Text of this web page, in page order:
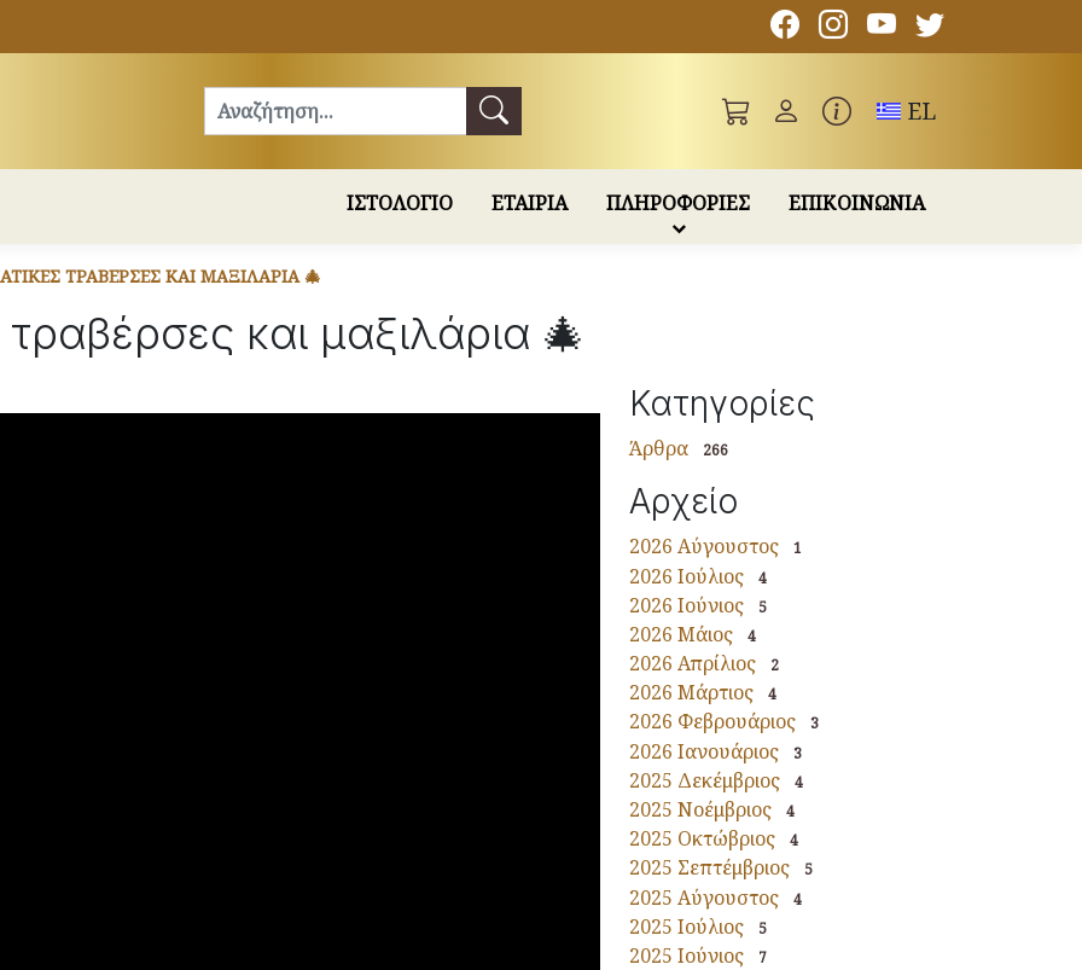
Toggle
EL
ΙΣΤΟΛΟΓΙΟ ΕΤΑΙΡΙΑ ΠΛΗΡΟΦΟΡΙΕΣ ΕΠΙΚΟΙΝΩΝΙΑ
ΤΡΑΒΈΡΣΕΣ ΚΑΙ ΜΑΞΙΛΆΡΙΑ 🎄
τραβέρσες και μαξιλάρια 🎄
Κατηγορίες
Άρθρα 266
Αρχείο
2026 Αύγουστος 1
2026 Ιούλιος 4
2026 Ιούνιος 5
2026 Μάιος 4
2026 Απρίλιος 2
2026 Μάρτιος 4
2026 Φεβρουάριος 3
2026 Ιανουάριος 3
2025 Δεκέμβριος 4
2025 Νοέμβριος 4
2025 Οκτώβριος 4
2025 Σεπτέμβριος 5
2025 Αύγουστος 4
2025 Ιούλιος 5
2025 Ιούνιος 7